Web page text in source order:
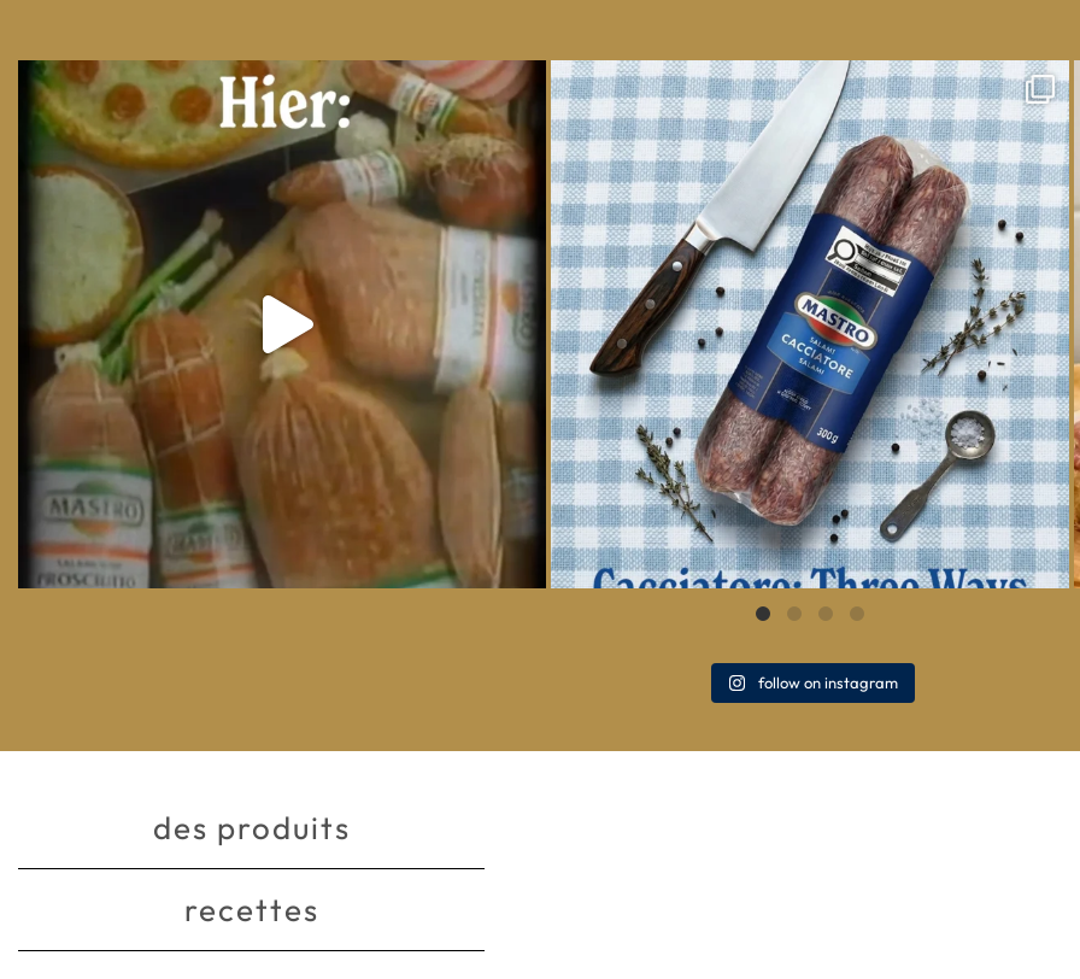
From wood-paneled basements to candlelit condo...
8 0
One whole Mastro® Cacciatore Salami, so many
ways...
16 0
follow on instagram
des produits
recettes